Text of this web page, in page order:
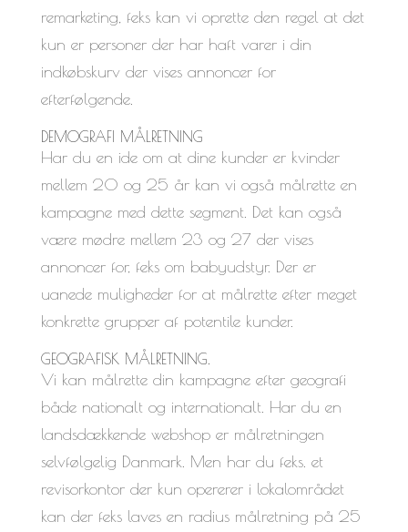
remarketing, feks kan vi oprette den regel at det
kun er personer der har haft varer i din
indkøbskurv der vises annoncer for
efterfølgende.
DEMOGRAFI MÅLRETNING
Har du en ide om at dine kunder er kvinder
mellem 20 og 25 år kan vi også målrette en
kampagne med dette segment. Det kan også
være mødre mellem 23 og 27 der vises
annoncer for, feks om babyudstyr. Der er
uanede muligheder for at målrette efter meget
konkrette grupper af potentile kunder.
GEOGRAFISK MÅLRETNING.
Vi kan målrette din kampagne efter geografi
både nationalt og internationalt. Har du en
landsdækkende webshop er målretningen
selvfølgelig Danmark. Men har du feks. et
revisorkontor der kun opererer i lokalområdet
kan der feks laves en radius målretning på 25